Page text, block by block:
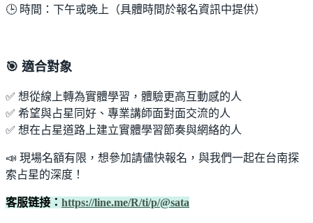
🕒 時間：下午或晚上（具體時間於報名資訊中提供）
🎯 適合對象
✅ 想從線上轉為實體學習，體驗更高互動感的人
✅ 希望與占星同好、專業講師面對面交流的人
✅ 想在占星道路上建立實體學習節奏與網絡的人
📣 現場名額有限，想參加請儘快報名，與我們一起在台南探
索占星的深度！
客服链接： https://line.me/R/ti/p/@sata